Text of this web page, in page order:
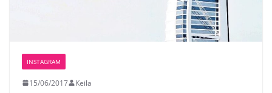
INSTAGRAM
15/06/2017 Keila